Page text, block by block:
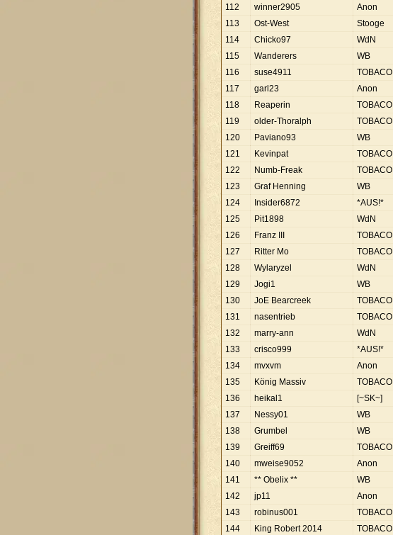
112
winner2905 Anon
113
Ost-West Stooge
114
Chicko97 WdN
115
Wanderers WB
116
suse4911 TOBACO
117
garl23 Anon
118
Reaperin TOBACO
119
older-Thoralph TOBACO
120
Paviano93 WB
121
Kevinpat TOBACO
122
Numb-Freak TOBACO
123
Graf Henning WB
124
Insider6872 *AUS!*
125
Pit1898 WdN
126
Franz III TOBACO
127
Ritter Mo TOBACO
128
Wylaryzel WdN
129
Jogi1 WB
130
JoE Bearcreek TOBACO
131
nasentrieb TOBACO
132
marry-ann WdN
133
crisco999 *AUS!*
134
mvxvm Anon
135
König Massiv TOBACO
136
heikal1 [~SK~]
137
Nessy01 WB
138
Grumbel WB
139
Greiff69 TOBACO
140
mweise9052 Anon
141
** Obelix ** WB
142
jp11 Anon
143
robinus001 TOBACO
144
King Robert 2014 TOBACO